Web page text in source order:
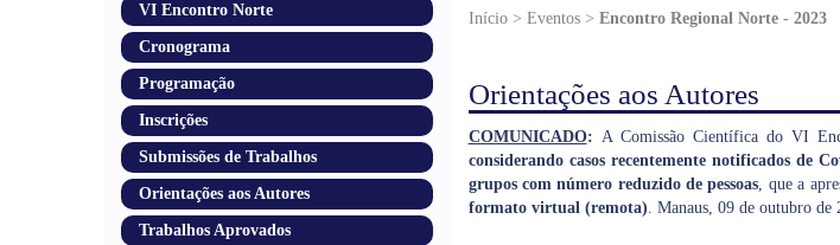
VI Encontro Norte
Cronograma
Programação
Inscrições
Submissões de Trabalhos
Orientações aos Autores
Trabalhos Aprovados
Início > Eventos > Encontro Regional Norte - 2023
Orientações aos Autores
COMUNICADO: A Comissão Científica do VI
considerando casos recentemente notificados de
grupos com número reduzido de pessoas, que a
formato virtual (remota). Manaus, 09 de outubro de